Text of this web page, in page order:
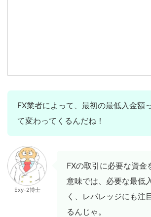
FX業者によって、最初の最低入金額
て変わってくるんだね！
Exy-2博士
FXの取引に必要な資金
意味では、必要な最低
く、レバレッジにも注
るんじゃ。